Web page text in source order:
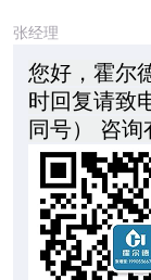
张经理
您好，霍尔
时回复请致
同号） 咨询